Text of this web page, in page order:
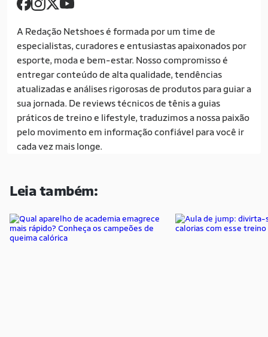
Leia também:
A Redação Netshoes é formada por um time de
especialistas, curadores e entusiastas apaixonados por
esporte, moda e bem-estar. Nosso compromisso é
entregar conteúdo de alta qualidade, tendências
atualizadas e análises rigorosas de produtos para guiar a
sua jornada. De reviews técnicos de tênis a guias
práticos de treino e lifestyle, traduzimos a nossa paixão
pelo movimento em informação confiável para você ir
cada vez mais longe.